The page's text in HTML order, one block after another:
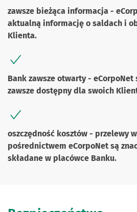
zawsze bieżąca informacja -
aktualną informację o saldach i
Klienta.
Bank zawsze otwarty -
zawsze dostępny dla swoich
oszczędność kosztów - przelewy
pośrednictwem eCorpoNet są
składane w placówce Banku.